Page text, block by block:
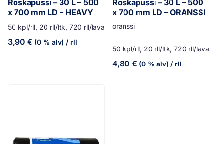
Roskapussi – 30 L – 500
x 700 mm LD – HEAVY
50 kpl/rll, 20 rll/ltk, 720 rll/lava
3,90 € (0 % alv) / rll
Roskapussi – 30 L – 500
x 700 mm LD – ORANSSI
oranssi
50 kpl/rll, 20 rll/ltk, 720 rll/lava
4,80 € (0 % alv) / rll